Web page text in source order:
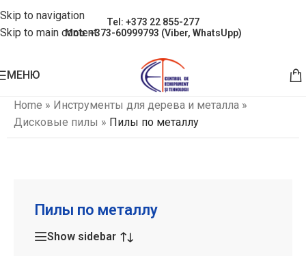
Skip to navigation
Skip to main content
Tel: +373 22 855-277
Mob: +373-60999793 (Viber, WhatsUpp)
МЕНЮ
Home » Инструменты для дерева и металла »
Дисковые пилы » Пилы по металлу
Пилы по металлу
Show sidebar